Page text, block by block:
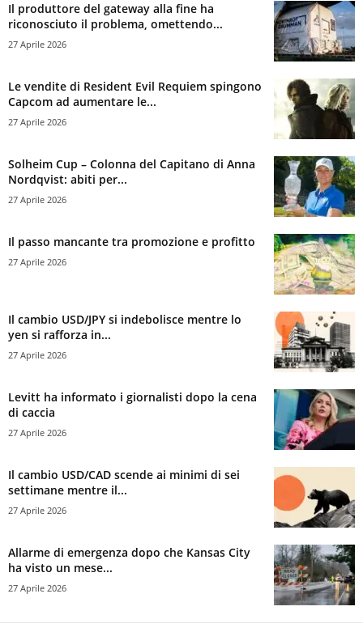
Il produttore del gateway alla fine ha
riconosciuto il problema, omettendo...
27 Aprile 2026
Le vendite di Resident Evil Requiem spingono
Capcom ad aumentare le...
27 Aprile 2026
Solheim Cup – Colonna del Capitano di Anna
Nordqvist: abiti per...
27 Aprile 2026
Il passo mancante tra promozione e profitto
27 Aprile 2026
Il cambio USD/JPY si indebolisce mentre lo
yen si rafforza in...
27 Aprile 2026
Levitt ha informato i giornalisti dopo la cena
di caccia
27 Aprile 2026
Il cambio USD/CAD scende ai minimi di sei
settimane mentre il...
27 Aprile 2026
Allarme di emergenza dopo che Kansas City
ha visto un mese...
27 Aprile 2026